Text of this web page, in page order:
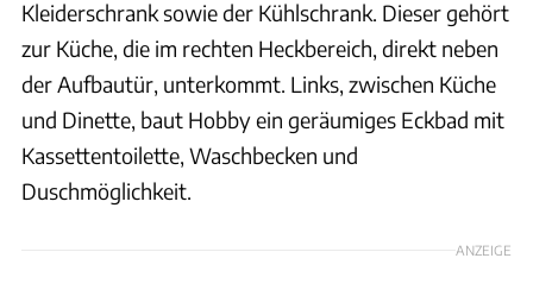
Kleiderschrank sowie der Kühlschrank. Dieser gehört
zur Küche, die im rechten Heckbereich, direkt neben
der Aufbautür, unterkommt. Links, zwischen Küche
und Dinette, baut Hobby ein geräumiges Eckbad mit
Kassettentoilette, Waschbecken und
Duschmöglichkeit.
ANZEIGE